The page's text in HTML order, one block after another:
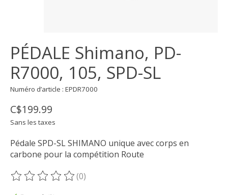
PÉDALE Shimano, PD-
R7000, 105, SPD-SL
Numéro d’article : EPDR7000
C$199.99
Sans les taxes
Pédale SPD-SL SHIMANO unique avec corps en
carbone pour la compétition Route
Ce produit est évalué à
(0)